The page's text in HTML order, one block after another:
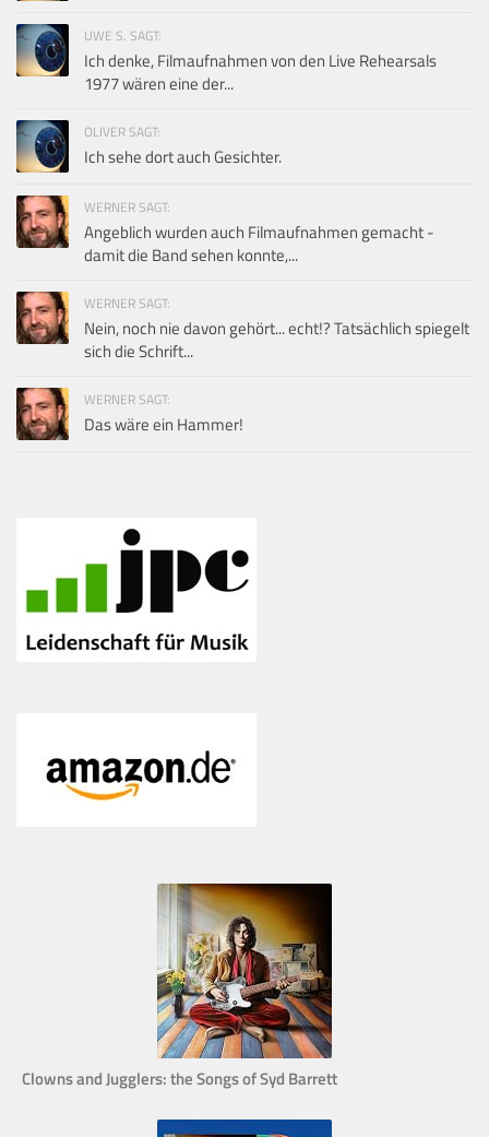
UWE S. SAGT:
Ich denke, Filmaufnahmen von den Live Rehearsals
1977 wären eine der...
OLIVER SAGT:
Ich sehe dort auch Gesichter.
WERNER SAGT:
Angeblich wurden auch Filmaufnahmen gemacht -
damit die Band sehen konnte,...
WERNER SAGT:
Nein, noch nie davon gehört... echt!? Tatsächlich spiegelt
sich die Schrift...
WERNER SAGT:
Das wäre ein Hammer!
Clowns and Jugglers: the Songs of Syd Barrett